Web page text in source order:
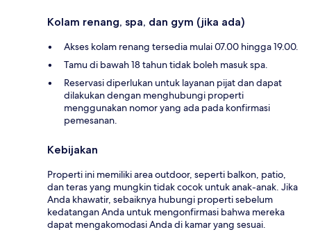
Kolam renang, spa, dan gym (jika ada)
Akses kolam renang tersedia mulai 07.00 hingga 19.00.
Tamu di bawah 18 tahun tidak boleh masuk spa.
Reservasi diperlukan untuk layanan pijat dan dapat
dilakukan dengan menghubungi properti
menggunakan nomor yang ada pada konfirmasi
pemesanan.
Kebijakan
Properti ini memiliki area outdoor, seperti balkon, patio,
dan teras yang mungkin tidak cocok untuk anak-anak. Jika
Anda khawatir, sebaiknya hubungi properti sebelum
kedatangan Anda untuk mengonfirmasi bahwa mereka
dapat mengakomodasi Anda di kamar yang sesuai.